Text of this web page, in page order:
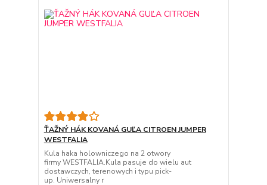
ŤAŽNÝ HÁK KOVANÁ GUĽA CITROEN JUMPER
WESTFALIA
Kula haka holowniczego na 2 otwory
firmy WESTFALIA.Kula pasuje do wielu aut
dostawczych, terenowych i typu pick-
up. Uniwersalny r